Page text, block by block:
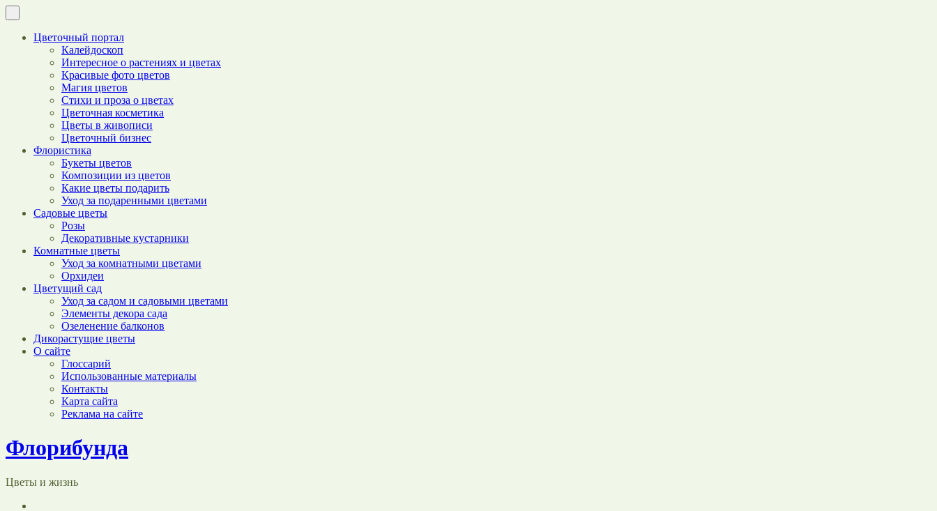
Цветочный портал
Калейдоскоп
Интересное о растениях и цветах
Красивые фото цветов
Магия цветов
Стихи и проза о цветах
Цветочная косметика
Цветы в живописи
Цветочный бизнес
Флористика
Букеты цветов
Композиции из цветов
Какие цветы подарить
Уход за подаренными цветами
Садовые цветы
Розы
Декоративные кустарники
Комнатные цветы
Уход за комнатными цветами
Орхидеи
Цветущий сад
Уход за садом и садовыми цветами
Элементы декора сада
Озеленение балконов
Дикорастущие цветы
О сайте
Глоссарий
Использованные материалы
Контакты
Карта сайта
Реклама на сайте
Флорибунда
Цветы и жизнь